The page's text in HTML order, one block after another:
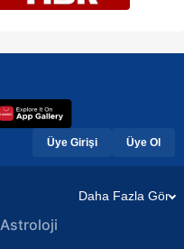
Üye Girişi Üye Ol
Daha Fazla Gör
Astroloji